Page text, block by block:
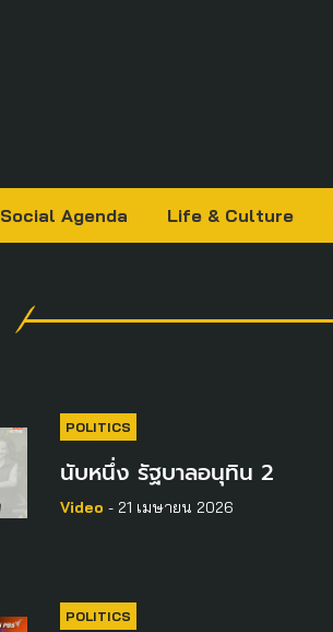
Social Agenda Life & Culture
POLITICS
นับหนึ่ง รัฐบาลอนุทิน 2
Video - 21 เมษายน 2026
POLITICS